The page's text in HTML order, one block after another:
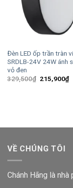
Đèn LED ốp trần tràn
SRDLB-24V 24W ánh
vỏ đen
329,500₫ Giá
215,900₫
VỀ CHÚNG TÔI
Chánh Hãng là